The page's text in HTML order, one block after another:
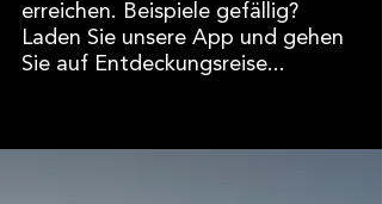
erreichen. Beispiele gefällig?
Laden Sie unsere App und gehen
Sie auf Entdeckungsreise...